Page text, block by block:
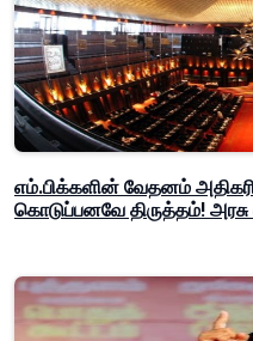
எம்.பிக்களின் வேதனம்
கொடுப்பனவே திருத்தம்!